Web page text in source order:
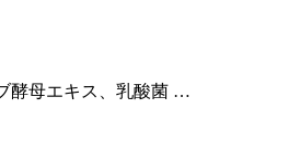
酵母エキス、乳酸菌 …